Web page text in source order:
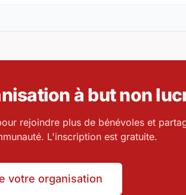
à but non
rejoindre plus de bénévoles et
L'inscription est gratuite.
votre organisation